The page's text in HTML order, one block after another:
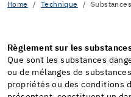
Home Technique
Règlement sur les
Que sont les substances
ou de mélanges de
propriétés ou des conditions